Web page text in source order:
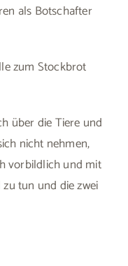
als Botschafter
zum Stockbrot
über die Tiere und
nicht nehmen,
vorbildlich und mit
tun und die zwei